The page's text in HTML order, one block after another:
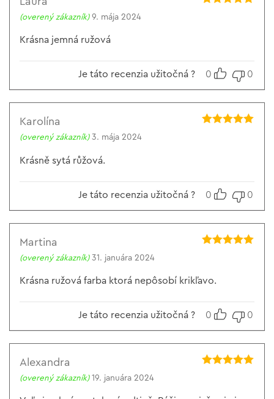
(overený zákazník) 9. mája 2024
Krásna jemná ružová
Je táto recenzia užitočná ? 0 0
Karolína
(overený zákazník) 3. mája 2024
Krásně sytá růžová.
Je táto recenzia užitočná ? 0 0
Martina
(overený zákazník) 31. januára 2024
Krásna ružová farba ktorá nepôsobí krikľavo.
Je táto recenzia užitočná ? 0 0
Alexandra
(overený zákazník) 19. januára 2024